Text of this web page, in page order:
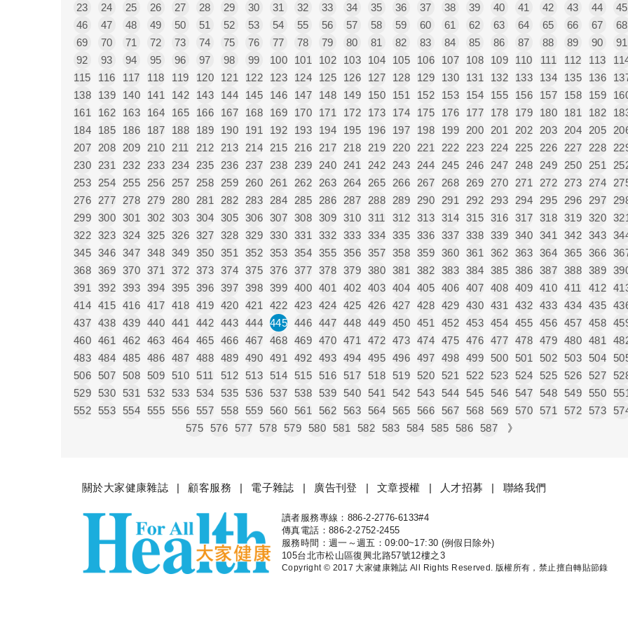
23
24 25 26 27 28 29 30 31 32 33 34 35 36 37 38 39 40 41 42 43 44
45
46
47 48 49 50 51 52 53 54 55 56 57 58 59 60 61 62 63 64 65 66 67
68
69
70 71 72 73 74 75 76 77 78 79 80 81 82 83 84 85 86 87 88 89 90
91
92
93 94 95 96 97 98 99 100 101 102 103 104 105 106 107 108 109 110 111 112 113
115
116 117 118 119 120 121 122 123 124 125 126 127 128 129 130 131 132 133 134 135 136
138
139 140 141 142 143 144 145 146 147 148 149 150 151 152 153 154 155 156 157 158 159
161
162 163 164 165 166 167 168 169 170 171 172 173 174 175 176 177 178 179 180 181 182
184
185 186 187 188 189 190 191 192 193 194 195 196 197 198 199 200 201 202 203 204 205
207
208 209 210 211 212 213 214 215 216 217 218 219 220 221 222 223 224 225 226 227 228
230
231 232 233 234 235 236 237 238 239 240 241 242 243 244 245 246 247 248 249 250 251
253
254 255 256 257 258 259 260 261 262 263 264 265 266 267 268 269 270 271 272 273 274
276
277 278 279 280 281 282 283 284 285 286 287 288 289 290 291 292 293 294 295 296 297
299 300 301 302 303 304 305 306 307 308 309 310 311 312 313 314 315 316 317 318 319 320
322 323 324 325 326 327 328 329 330 331 332 333 334 335 336 337 338 339 340 341 342 343
345 346 347 348 349 350 351 352 353 354 355 356 357 358 359 360 361 362 363 364 365 366
368 369 370 371 372 373 374 375 376 377 378 379 380 381 382 383 384 385 386 387 388 389
391
392 393 394 395 396 397 398 399 400 401 402 403 404 405 406 407 408 409 410 411 412
414 415 416 417 418 419 420 421 422 423 424 425 426 427 428 429 430 431 432 433 434 435
437 438 439 440 441 442 443 444 445 446 447 448 449 450 451 452 453 454 455 456 457 458
460 461 462 463 464 465 466 467 468 469 470 471 472 473 474 475 476 477 478 479 480 481
483 484 485 486 487 488 489 490 491 492 493 494 495 496 497 498 499 500 501 502 503 504
506 507 508 509 510 511 512 513 514 515 516 517 518 519 520 521 522 523 524 525 526 527
529 530 531 532 533 534 535 536 537 538 539 540 541 542 543 544 545 546 547 548 549 550
552 553 554 555 556 557 558 559 560 561 562 563 564 565 566 567 568 569 570 571 572 573
575 576 577 578 579 580 581 582 583 584 585 586 587 》
關於大家健康雜誌 顧客服務 電子雜誌 廣告刊登 文章授權 人才招募 聯絡我們
大家健康
讀者服務專線：886-2-2776-6133#4
傳真電話：886-2-2752-2455
服務時間：週一～週五：09:00~17:30 (例假日除外)
105台北市松山區復興北路57號12樓之3
Copyright © 2017 大家健康雜誌 All Rights Reserved. 版權所有，禁止擅自轉貼節錄